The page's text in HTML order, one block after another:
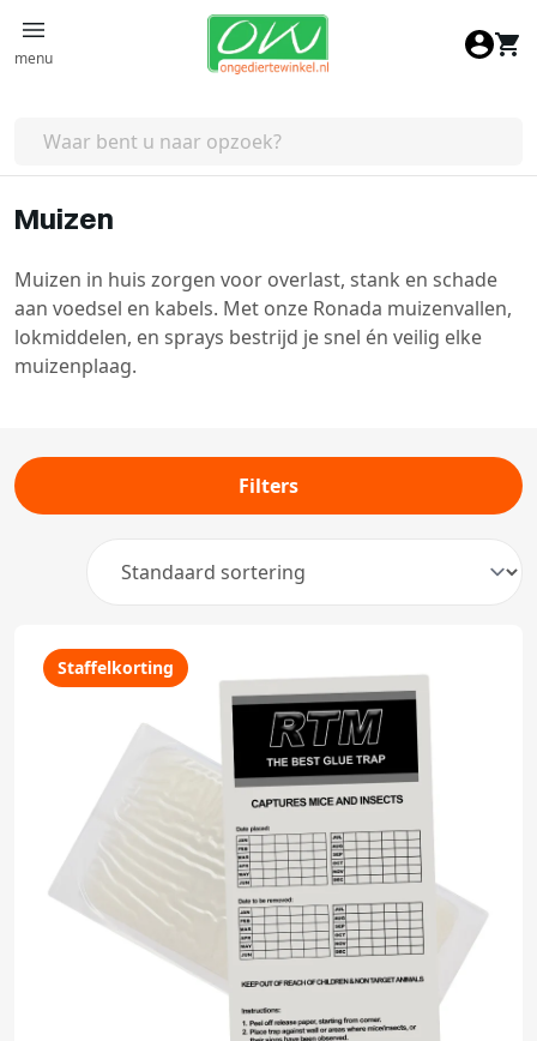
menu
Muizen
Muizen in huis zorgen voor overlast, stank en schade
aan voedsel en kabels. Met onze Ronada muizenvallen,
lokmiddelen, en sprays bestrijd je snel én veilig elke
muizenplaag.
Filters
Staffelkorting